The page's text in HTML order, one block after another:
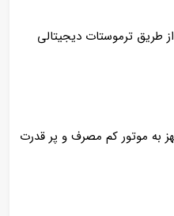
طریق ترموستات دیجیتالی
90 سانتی مجهز به موتور کم مصرف و پر قدرت